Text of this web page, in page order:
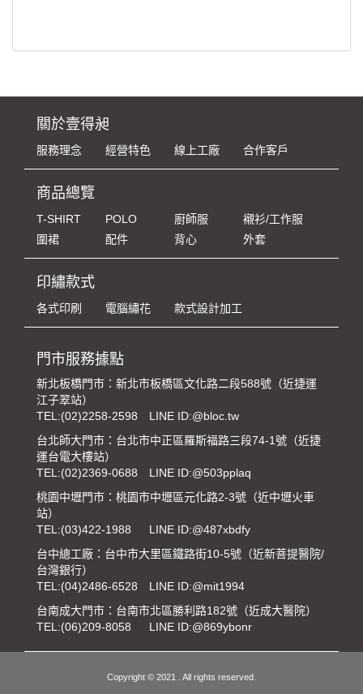
關於壹得昶
服務理念 經營特色 線上工廠 合作客戶
商品總覽
T-SHIRT POLO 廚師服
襯衫/工作服
圍裙
配件 背心 外套
印繡款式
各式印刷 電腦繡花 款式設計加工
門市服務據點
新北板橋門市：新北市板橋區文化路二段588號（近捷運
江子翠站）
TEL:(02)2258-2598
LINE ID:@bloc.tw
台北師大門市：台北市中正區羅斯福路三段74-1號（近捷
運台電大樓站）
TEL:(02)2369-0688
LINE ID:@503pplaq
桃園中壢門市：桃園市中壢區元化路2-3號（近中壢火車
站）
TEL:(03)422-1988
LINE ID:@487xbdfy
台中總工廠：台中市大里區鐵路街10-5號（近新菩提醫院/
台灣銀行）
TEL:(04)2486-6528
LINE ID:@mit1994
台南成大門市：台南市北區勝利路182號（近成大醫院）
TEL:(06)209-8058 LINE ID:@869ybonr
Copyright © 2021 . All rights reserved.